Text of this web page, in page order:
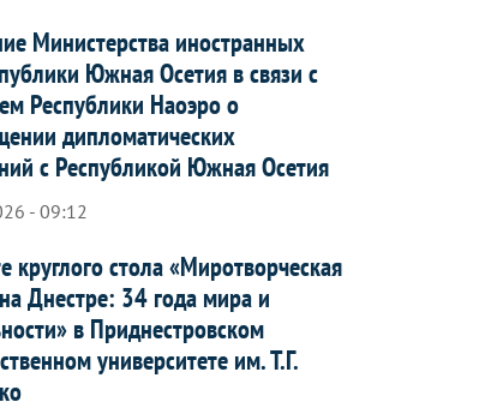
Министерства иностранных
Южная Осетия в связи с
Республики Наоэро о
дипломатических
с Республикой Южная Осетия
- 09:12
круглого стола «Миротворческая
Днестре: 34 года мира и
в Приднестровском
университете им. Т.Г.